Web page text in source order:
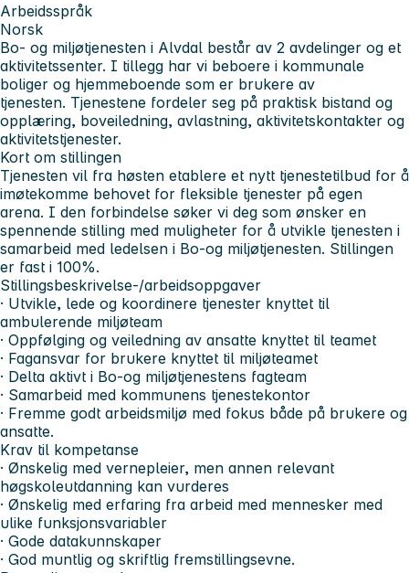
Arbeidsspråk
Norsk
Bo- og miljøtjenesten i Alvdal består av 2 avdelinger og et
aktivitetssenter. I tillegg har vi beboere i kommunale
boliger og hjemmeboende som er brukere av
tjenesten. Tjenestene fordeler seg på praktisk bistand og
opplæring, boveiledning, avlastning, aktivitetskontakter og
aktivitetstjenester.
Kort om stillingen
Tjenesten vil fra høsten etablere et nytt tjenestetilbud for å
imøtekomme behovet for fleksible tjenester på egen
arena. I den forbindelse søker vi deg som ønsker en
spennende stilling med muligheter for å utvikle tjenesten i
samarbeid med ledelsen i Bo-og miljøtjenesten. Stillingen
er fast i 100%.
Stillingsbeskrivelse-/arbeidsoppgaver
· Utvikle, lede og koordinere tjenester knyttet til
ambulerende miljøteam
· Oppfølging og veiledning av ansatte knyttet til teamet
· Fagansvar for brukere knyttet til miljøteamet
· Delta aktivt i Bo-og miljøtjenestens fagteam
· Samarbeid med kommunens tjenestekontor
· Fremme godt arbeidsmiljø med fokus både på brukere og
ansatte.
Krav til kompetanse
· Ønskelig med vernepleier, men annen relevant
høgskoleutdanning kan vurderes
· Ønskelig med erfaring fra arbeid med mennesker med
ulike funksjonsvariabler
· Gode datakunnskaper
· God muntlig og skriftlig fremstillingsevne.